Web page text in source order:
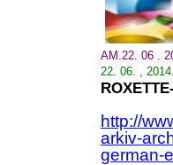
AM.22. 06 .
22. 06. ,
http://
arkiv-
german-